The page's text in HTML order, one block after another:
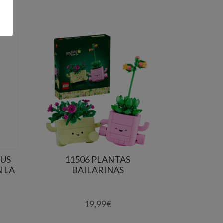
LA
11506 PLANTAS
BAILARINAS
19,99€